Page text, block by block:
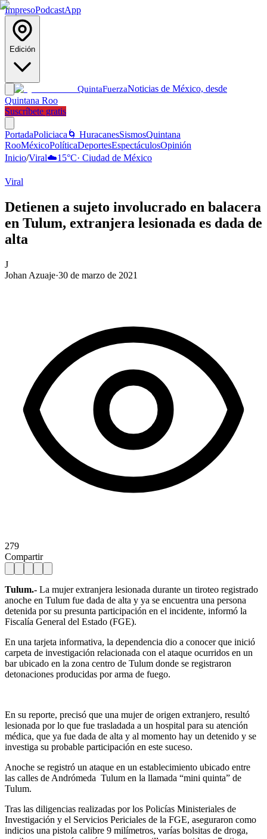
ImpresoPodcastApp
Edición
QuintaFuerzaNoticias de México, desde
Quintana Roo
Suscríbete gratis
PortadaPoliciaca 🌀 HuracanesSismosQuintana
RooMéxicoPolíticaDeportesEspectáculosOpinión
Inicio/Viral☁️15°C· Ciudad de México
Viral
Detienen a sujeto involucrado en balacera
en Tulum, extranjera lesionada es dada de
alta
J
Johan Azuaje·30 de marzo de 2021
279
Compartir
Tulum.- La mujer extranjera lesionada durante un tiroteo registrado
anoche en Tulum fue dada de alta y ya se encuentra una persona
detenida por su presunta participación en el incidente, informó la
Fiscalía General del Estado (FGE).
En una tarjeta informativa, la dependencia dio a conocer que inició
carpeta de investigación relacionada con el ataque ocurridos en un
bar ubicado en la zona centro de Tulum donde se registraron
detonaciones producidas por arma de fuego.
En su reporte, precisó que una mujer de origen extranjero, resultó
lesionada por lo que fue trasladada a un hospital para su atención
médica, que ya fue dada de alta y al momento hay un detenido y se
investiga su probable participación en este suceso.
Anoche se registró un ataque en un establecimiento ubicado entre
las calles de Andrómeda Tulum en la llamada “mini quinta” de
Tulum.
Tras las diligencias realizadas por los Policías Ministeriales de
Investigación y el Servicios Periciales de la FGE, aseguraron como
indicios una pistola calibre 9 milímetros, varías bolsitas de droga,